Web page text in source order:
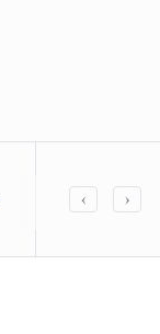
Top 6 over
‹ ›